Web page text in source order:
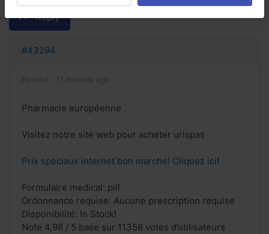
Reply
#43294
Posted: 11 months ago
Pharmacie européenne
Visitez notre site web pour acheter urispas
Prix speciaux internet bon marche! Cliquez ici!
Formulaire medical: pill
Ordonnance requise: Aucune prescription requise
Disponibilité: In Stock!
Note 4,98 / 5 base sur 11358 votes d’utilisateurs